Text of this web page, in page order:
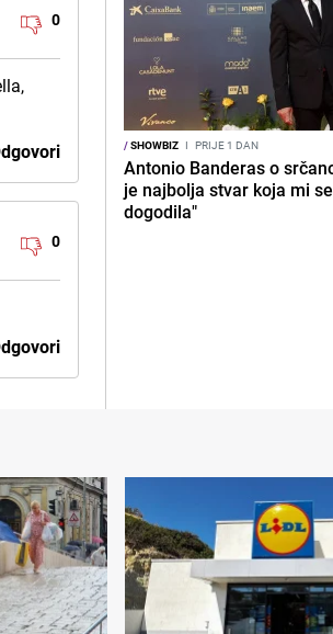
0
0
/SHOWBIZ I PRIJE 1 DAN
Antonio Banderas o
je najbolja stvar koja mi
dogodila"